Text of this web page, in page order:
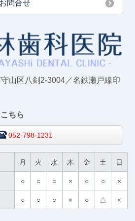
お問合せ
山区八剣2-3004／名鉄瀬戸線印
ちら
052-798-1231
月 火 水 木 金 土 日
○ ○ ○ × ○ ○ ×
○ ○ ○ × ○ △ ×